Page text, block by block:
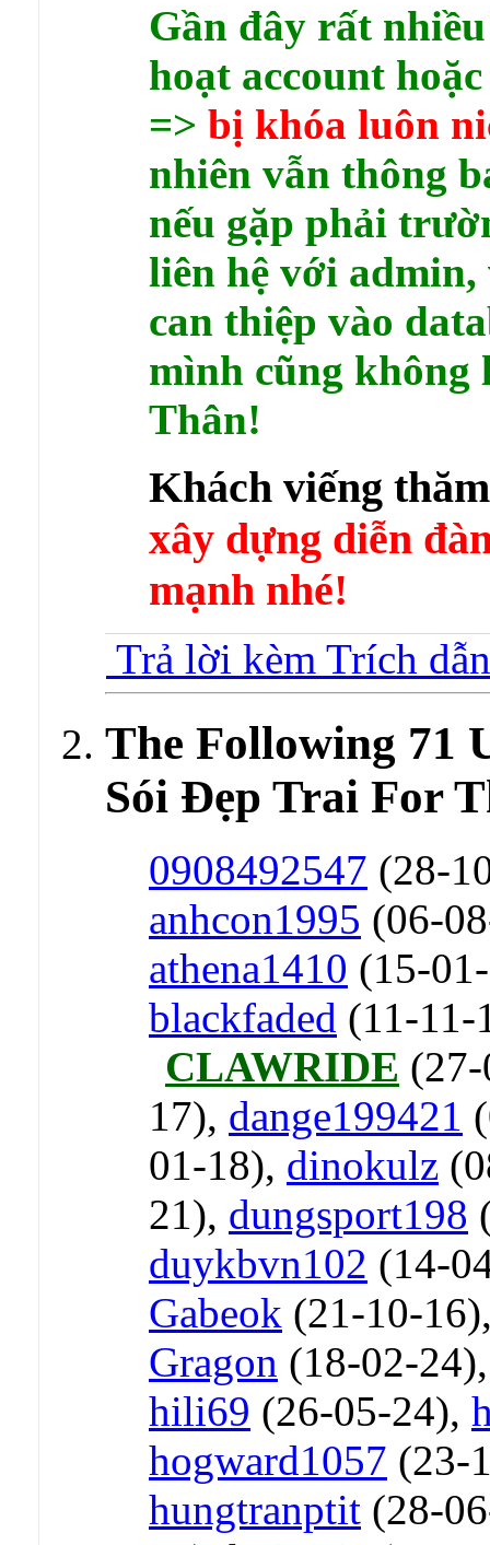
Gần đây rất
hoạt account
=> bị khóa luôn
nhiên vẫn thông
nếu gặp phải
liên hệ với
can thiệp vào
mình cũng không
Thân!
Khách viếng
xây dựng diễn
mạnh nhé!
Trả lời kèm Trích dẫn
The Following 71
Sói Đẹp Trai For
0908492547 (28-
anhcon1995 (06-
athena1410 (15-
blackfaded (11-
CLAWRIDE
17), dange199421
01-18), dinokulz
21), dungsport198
duykbvn102 (14-
Gabeok (21-10-
Gragon (18-02-
hili69 (26-05-24),
hogward1057 (23-
hungtranptit (28-